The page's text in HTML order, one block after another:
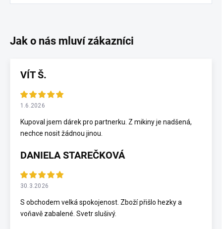
VÍT Š.
1.6.2026
Kupoval jsem dárek pro partnerku. Z mikiny je nadšená,
nechce nosit žádnou jinou.
DANIELA STAREČKOVÁ
30.3.2026
S obchodem velká spokojenost. Zboží přišlo hezky a
voňavě zabalené. Svetr slušivý.